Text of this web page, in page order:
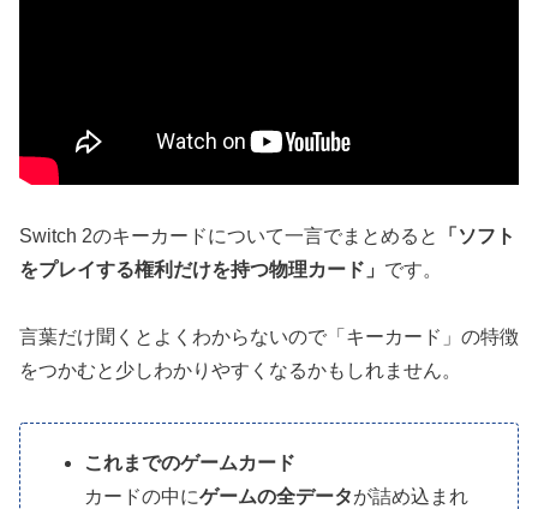
Switch 2のキーカードについて一言でまとめると
「ソフト
をプレイする権利だけを持つ物理カード」 です。
言葉だけ聞くとよくわからないので「キーカード」の特徴
をつかむと少しわかりやすくなるかもしれません。
これまでのゲームカード
カードの中にゲームの全データが詰め込まれ